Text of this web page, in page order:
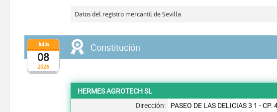
Datos del registro mercantil de Sevilla
2026
Julio
08
Constitución
HERMES AGROTECH SL
Dirección: PASEO DE LAS DELICIAS 3 1 -